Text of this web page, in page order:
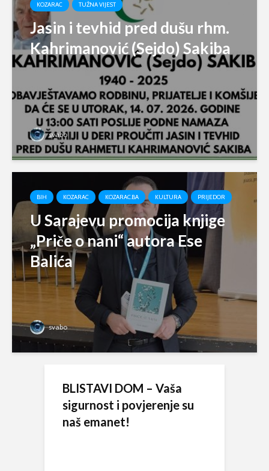
KOZARAC TUŽNA VIJEST
Jasin i tevhid pred dušu rhm.
Kahrimanović (Sejdo) Sakiba
svabo
BIH KOZARAC KOZARAC.BA KULTURA PRIJEDOR
U Sarajevu promocija knjige
„Priče o nani“ autora Ese
Balića
svabo
BLISTAVI DOM – Vaša
sigurnost i povjerenje su
naš emanet!